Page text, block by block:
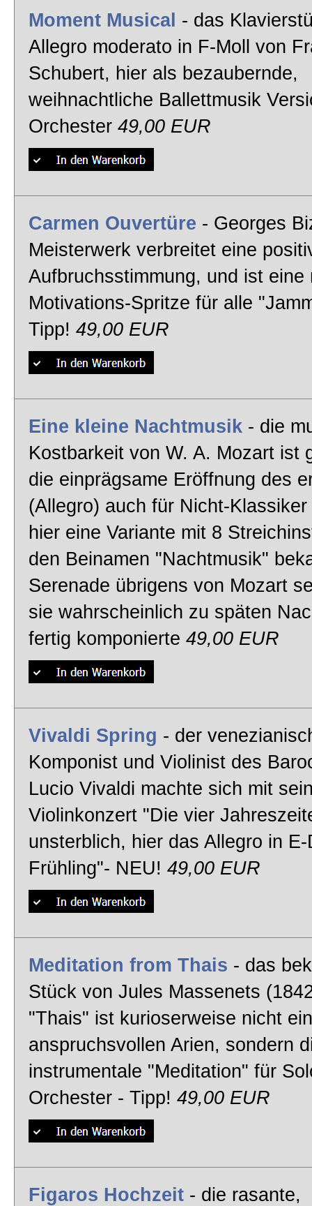
Moment Musical - das
Allegro moderato in F-Moll von
Schubert, hier als bezaubernde,
weihnachtliche Ballettmusik
Orchester 49,00 EUR
Carmen Ouvertüre - Georges
Meisterwerk verbreitet eine
Aufbruchsstimmung, und ist eine
Motivations-Spritze für alle
Tipp! 49,00 EUR
Eine kleine Nachtmusik - die
Kostbarkeit von W. A. Mozart ist
die einprägsame Eröffnung des
(Allegro) auch für Nicht-
hier eine Variante mit 8
den Beinamen "Nachtmusik"
Serenade übrigens von Mozart
sie wahrscheinlich zu späten
fertig komponierte 49,00 EUR
Vivaldi Spring - der
Komponist und Violinist des
Lucio Vivaldi machte sich mit
Violinkonzert "Die vier
unsterblich, hier das Allegro in
Frühling"- NEU! 49,00 EUR
Meditation from Thais - das
Stück von Jules Massenets
"Thais" ist kurioserweise nicht
anspruchsvollen Arien, sondern
instrumentale "Meditation" für
Orchester - Tipp! 49,00 EUR
Figaros Hochzeit - die rasante,